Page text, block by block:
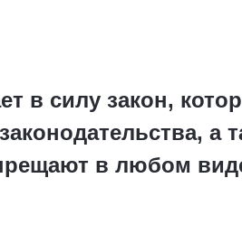
в силу закон,
а
в любом